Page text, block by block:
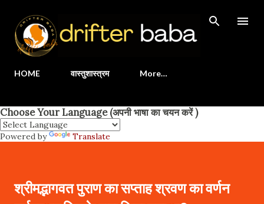
HOME वास्तुशास्त्रम More…
Choose Your Language (अपनी भाषा का चयन करें )
Powered by Translate
श्रीमद्भागवत पुराण का सप्ताह श्रवण का वर्णन